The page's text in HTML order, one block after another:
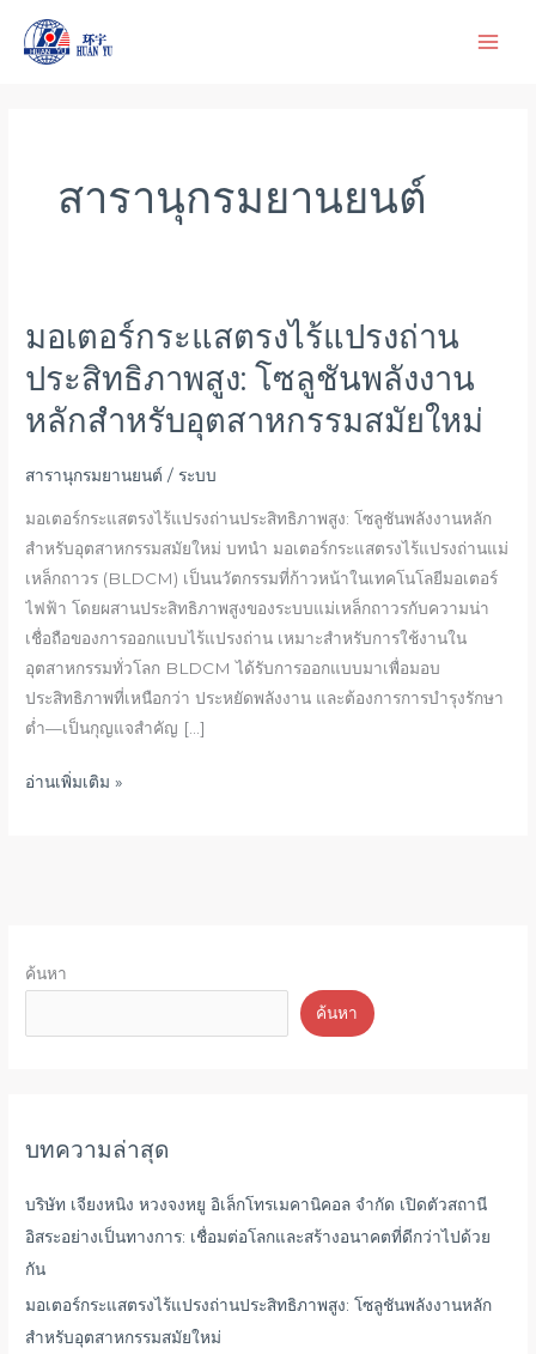
ค้นหา
ค้นหา
บทความล่าสุด
บริษัท เจียงหนิง หวงจงหยู อิเล็กโทรเมคานิคอล จำกัด เปิดตัวสถานี
อิสระอย่างเป็นทางการ: เชื่อมต่อโลกและสร้างอนาคตที่ดีกว่าไปด้วย
กัน
มอเตอร์กระแสตรงไร้แปรงถ่านประสิทธิภาพสูง: โซลูชันพลังงานหลัก
สำหรับอุตสาหกรรมสมัยใหม่
สารานุกรมยานยนต์
มอเตอร์กระแสตรงไร้แปรงถ่าน
ประสิทธิภาพสูง: โซลูชันพลังงาน
หลักสำหรับอุตสาหกรรมสมัยใหม่
สารานุกรมยานยนต์ /ระบบ
มอเตอร์กระแสตรงไร้แปรงถ่านประสิทธิภาพสูง: โซลูชันพลังงานหลัก
สำหรับอุตสาหกรรมสมัยใหม่ บทนำ มอเตอร์กระแสตรงไร้แปรงถ่านแม่
เหล็กถาวร (BLDCM) เป็นนวัตกรรมที่ก้าวหน้าในเทคโนโลยีมอเตอร์
ไฟฟ้า โดยผสานประสิทธิภาพสูงของระบบแม่เหล็กถาวรกับความน่า
เชื่อถือของการออกแบบไร้แปรงถ่าน เหมาะสำหรับการใช้งานใน
อุตสาหกรรมทั่วโลก BLDCM ได้รับการออกแบบมาเพื่อมอบ
ประสิทธิภาพที่เหนือกว่า ประหยัดพลังงาน และต้องการการบำรุงรักษา
ต่ำ—เป็นกุญแจสำคัญ […]
มอเตอร์
ไร้
แปรง
ประสิทธิภาพ
โซลูชัน
พลังงาน
หลัก
สำหรับ
สมัย
ใหม่
อ่านเพิ่มเติม »